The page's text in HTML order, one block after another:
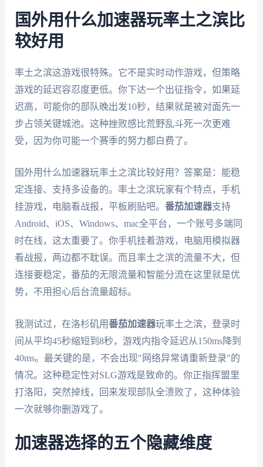
国外用什么加速器玩率土之滨比
较好用
率土之滨这游戏很特殊。它不是实时动作游戏，但策略
游戏的延迟容忍度更低。你下达一个出征指令，如果延
迟高，可能你的部队晚出发10秒，结果就是被对面先一
步占领关键城池。这种挫败感比荒野乱斗死一次更难
受，因为你可能一个赛季的努力都白费了。
国外用什么加速器玩率土之滨比较好用？答案是：能稳
定连接、支持多设备的。率土之滨玩家有个特点，手机
挂游戏，电脑看战报，平板刷贴吧。 番茄加速器支持
Android、iOS、Windows、mac全平台，一个账号多端同
时在线，这太重要了。你手机挂着游戏，电脑用模拟器
看战报，两边都不耽误。而且率土之滨的流量不大，但
连接要稳定，番茄的无限流量和智能分流在这里就是优
势，不用担心后台流量超标。
我测试过，在洛杉矶用番茄加速器玩率土之滨，登录时
间从平均45秒缩短到8秒，游戏内指令延迟从150ms降到
40ms。最关键的是，不会出现"网络异常请重新登录"的
情况。这种稳定性对SLG游戏是致命的。你正指挥盟里
打洛阳，突然掉线，回来发现部队全溃败了，这种体验
一次就够你删游戏了。
加速器选择的五个隐藏维度